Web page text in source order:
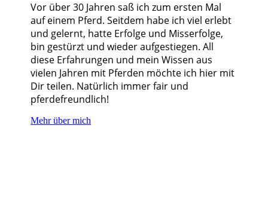
Vor über 30 Jahren saß ich zum ersten Mal
auf einem Pferd. Seitdem habe ich viel erlebt
und gelernt, hatte Erfolge und Misserfolge,
bin gestürzt und wieder aufgestiegen. All
diese Erfahrungen und mein Wissen aus
vielen Jahren mit Pferden möchte ich hier mit
Dir teilen. Natürlich immer fair und
pferdefreundlich!
Mehr über mich